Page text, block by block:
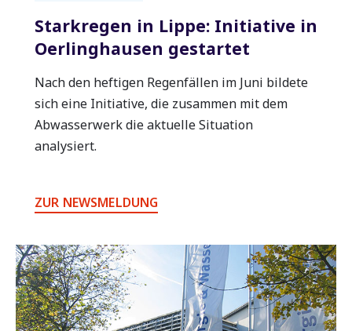
Starkregen in Lippe: Initiative in
Oerlinghausen gestartet
Nach den heftigen Regenfällen im Juni bildete
sich eine Initiative, die zusammen mit dem
Abwasserwerk die aktuelle Situation
analysiert.
ZUR NEWSMELDUNG